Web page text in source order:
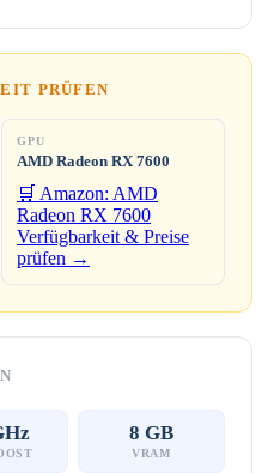
PRÜFEN
GPU
AMD Radeon RX 7600
🛒 Amazon: AMD
Radeon RX 7600
Verfügbarkeit & Preise
prüfen →
8 GB
VRAM